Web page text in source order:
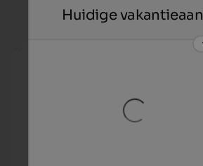
Huidige